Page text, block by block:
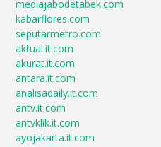
mediajabodetabek.com
kabarflores.com
seputarmetro.com
aktual.it.com
akurat.it.com
antara.it.com
analisadaily.it.com
antv.it.com
antvklik.it.com
ayojakarta.it.com